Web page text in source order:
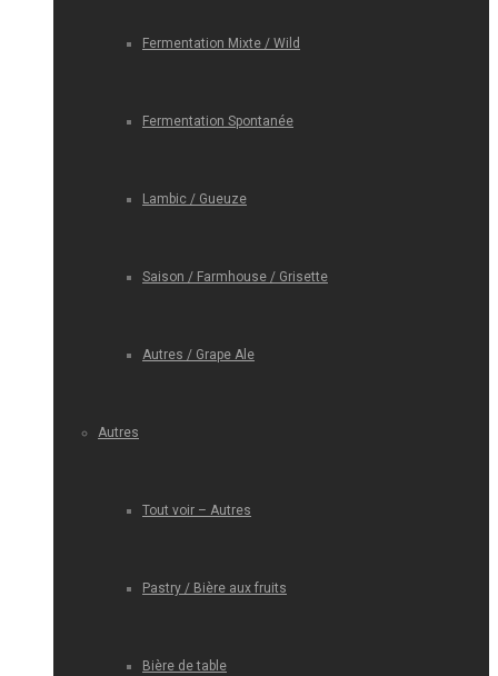
Fermentation Mixte / Wild
Fermentation Spontanée
Lambic / Gueuze
Saison / Farmhouse / Grisette
Autres / Grape Ale
Autres
Tout voir – Autres
Pastry / Bière aux fruits
Bière de table